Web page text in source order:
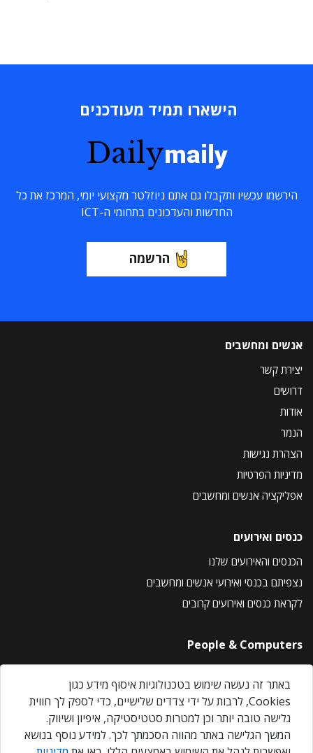
הישארו תמיד מעודכנים
Dailymaily
הירשמו עכשיו ותקבלו גם אתם ניוזלטר מקצועי יומי, המרכז את כל
החדשות והעדכונים בתחומי ה-ICT
הרשמה
אנשים ומחשבים
יצירת קשר
דרושים
אודות
הנמר
הצהרת נגישות
מדיניות הפרטיות
אפליקציה אנשים ומחשבים
כנסים ואירועים
הכנסים והאירועים שלנו
נצפיתם בכנסי ואירועי אנשים ומחשבים
לקראת כנסים ואירועים קרובים
People & Computers
About Us
Privacy Policy
Contact Us
Our Events
באתר זה נעשה שימוש בטכנולוגיות איסוף מידע כגון
Cookies, לרבות על ידי צדדים שלישיים, כדי לספק לך חווית
גלישה טובה יותר וכן למטרות סטטיסטיקה, איפיון ושיווק.
המשך הגלישה באתר מהווה הסכמתך לכך. למידע נוסף בנושא